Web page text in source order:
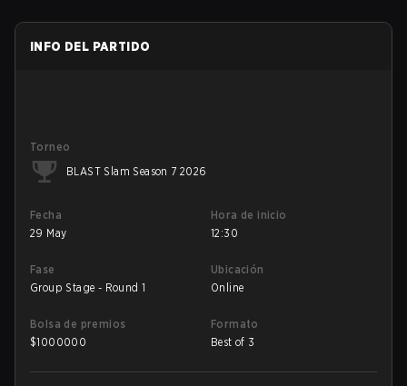
INFO DEL PARTIDO
Torneo
BLAST Slam Season 7 2026
Fecha
29 May
Hora de inicio
12:30
Fase
Group Stage - Round 1
Ubicación
Online
Bolsa de premios
$1000000
Formato
Best of 3